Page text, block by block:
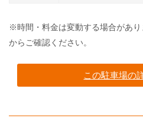
※時間・料金は変動する場合があ
からご確認ください。
この駐車場の